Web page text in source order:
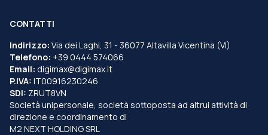
CONTATTI
Indirizzo: Via dei Laghi, 31 - 36077 Altavilla Vicentina (VI)
Telefono: +39 0444 574066
Email: digimax@digimax.it
P.IVA: IT00916230246
SDI: ZRUT8VN
Società unipersonale, società sottoposta ad altrui attività di
direzione e coordinamento di
M2 NEXT HOLDING SRL